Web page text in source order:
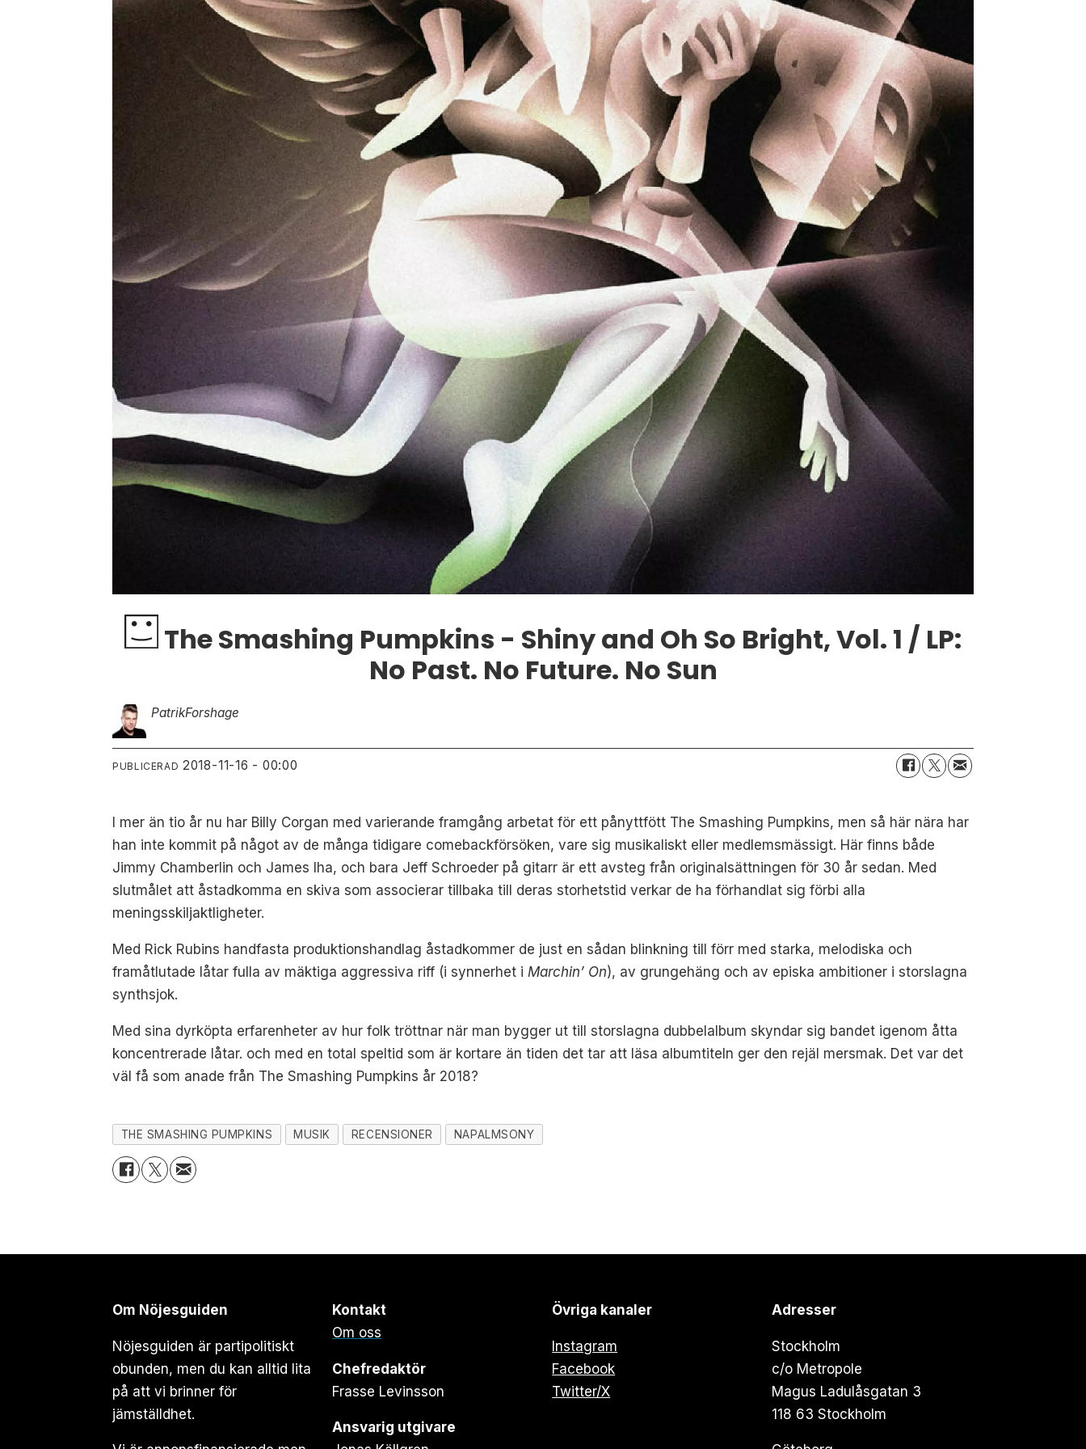
The Smashing Pumpkins - Shiny and Oh So Bright, Vol. 1 / LP:
No Past. No Future. No Sun
PatrikForshage
PUBLICERAD 2018-11-16 - 00:00
I mer än tio år nu har Billy Corgan med varierande framgång arbetat för ett pånyttfött The Smashing Pumpkins, men så här nära har
han inte kommit på något av de många tidigare comebackförsöken, vare sig musikaliskt eller medlemsmässigt. Här finns både
Jimmy Chamberlin och James Iha, och bara Jeff Schroeder på gitarr är ett avsteg från originalsättningen för 30 år sedan. Med
slutmålet att åstadkomma en skiva som associerar tillbaka till deras storhetstid verkar de ha förhandlat sig förbi alla
meningsskiljaktligheter.
Med Rick Rubins handfasta produktionshandlag åstadkommer de just en sådan blinkning till förr med starka, melodiska och
framåtlutade låtar fulla av mäktiga aggressiva riff (i synnerhet i Marchin’ On), av grungehäng och av episka ambitioner i storslagna
synthsjok.
Med sina dyrköpta erfarenheter av hur folk tröttnar när man bygger ut till storslagna dubbelalbum skyndar sig bandet igenom åtta
koncentrerade låtar. och med en total speltid som är kortare än tiden det tar att läsa albumtiteln ger den rejäl mersmak. Det var det
väl få som anade från The Smashing Pumpkins år 2018?
THE SMASHING PUMPKINS MUSIK RECENSIONER NAPALMSONY
Om Nöjesguiden
Nöjesguiden är partipolitiskt
obunden, men du kan alltid lita
på att vi brinner för
jämställdhet.
Kontakt
Om oss
Chefredaktör
Frasse Levinsson
Ansvarig utgivare
Övriga kanaler
Instagram
Facebook
Twitter/X
Adresser
Stockholm
c/o Metropole
Magus Ladulåsgatan 3
118 63 Stockholm